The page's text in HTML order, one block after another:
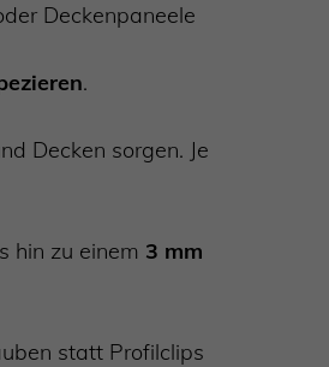
Deckenpaneele
.
Decken sorgen. Je
hin zu einem 3 mm
statt Profilclips